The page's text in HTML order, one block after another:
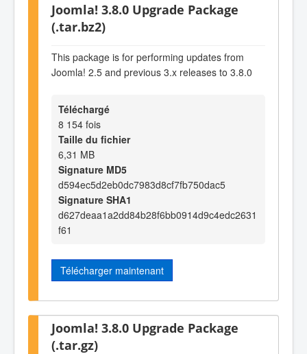
Joomla! 3.8.0 Upgrade Package
(.tar.bz2)
This package is for performing updates from
Joomla! 2.5 and previous 3.x releases to 3.8.0
Téléchargé
8 154 fois
Taille du fichier
6,31 MB
Signature MD5
d594ec5d2eb0dc7983d8cf7fb750dac5
Signature SHA1
d627deaa1a2dd84b28f6bb0914d9c4edc2631
f61
Télécharger maintenant
Joomla! 3.8.0 Upgrade Package
(.tar.gz)